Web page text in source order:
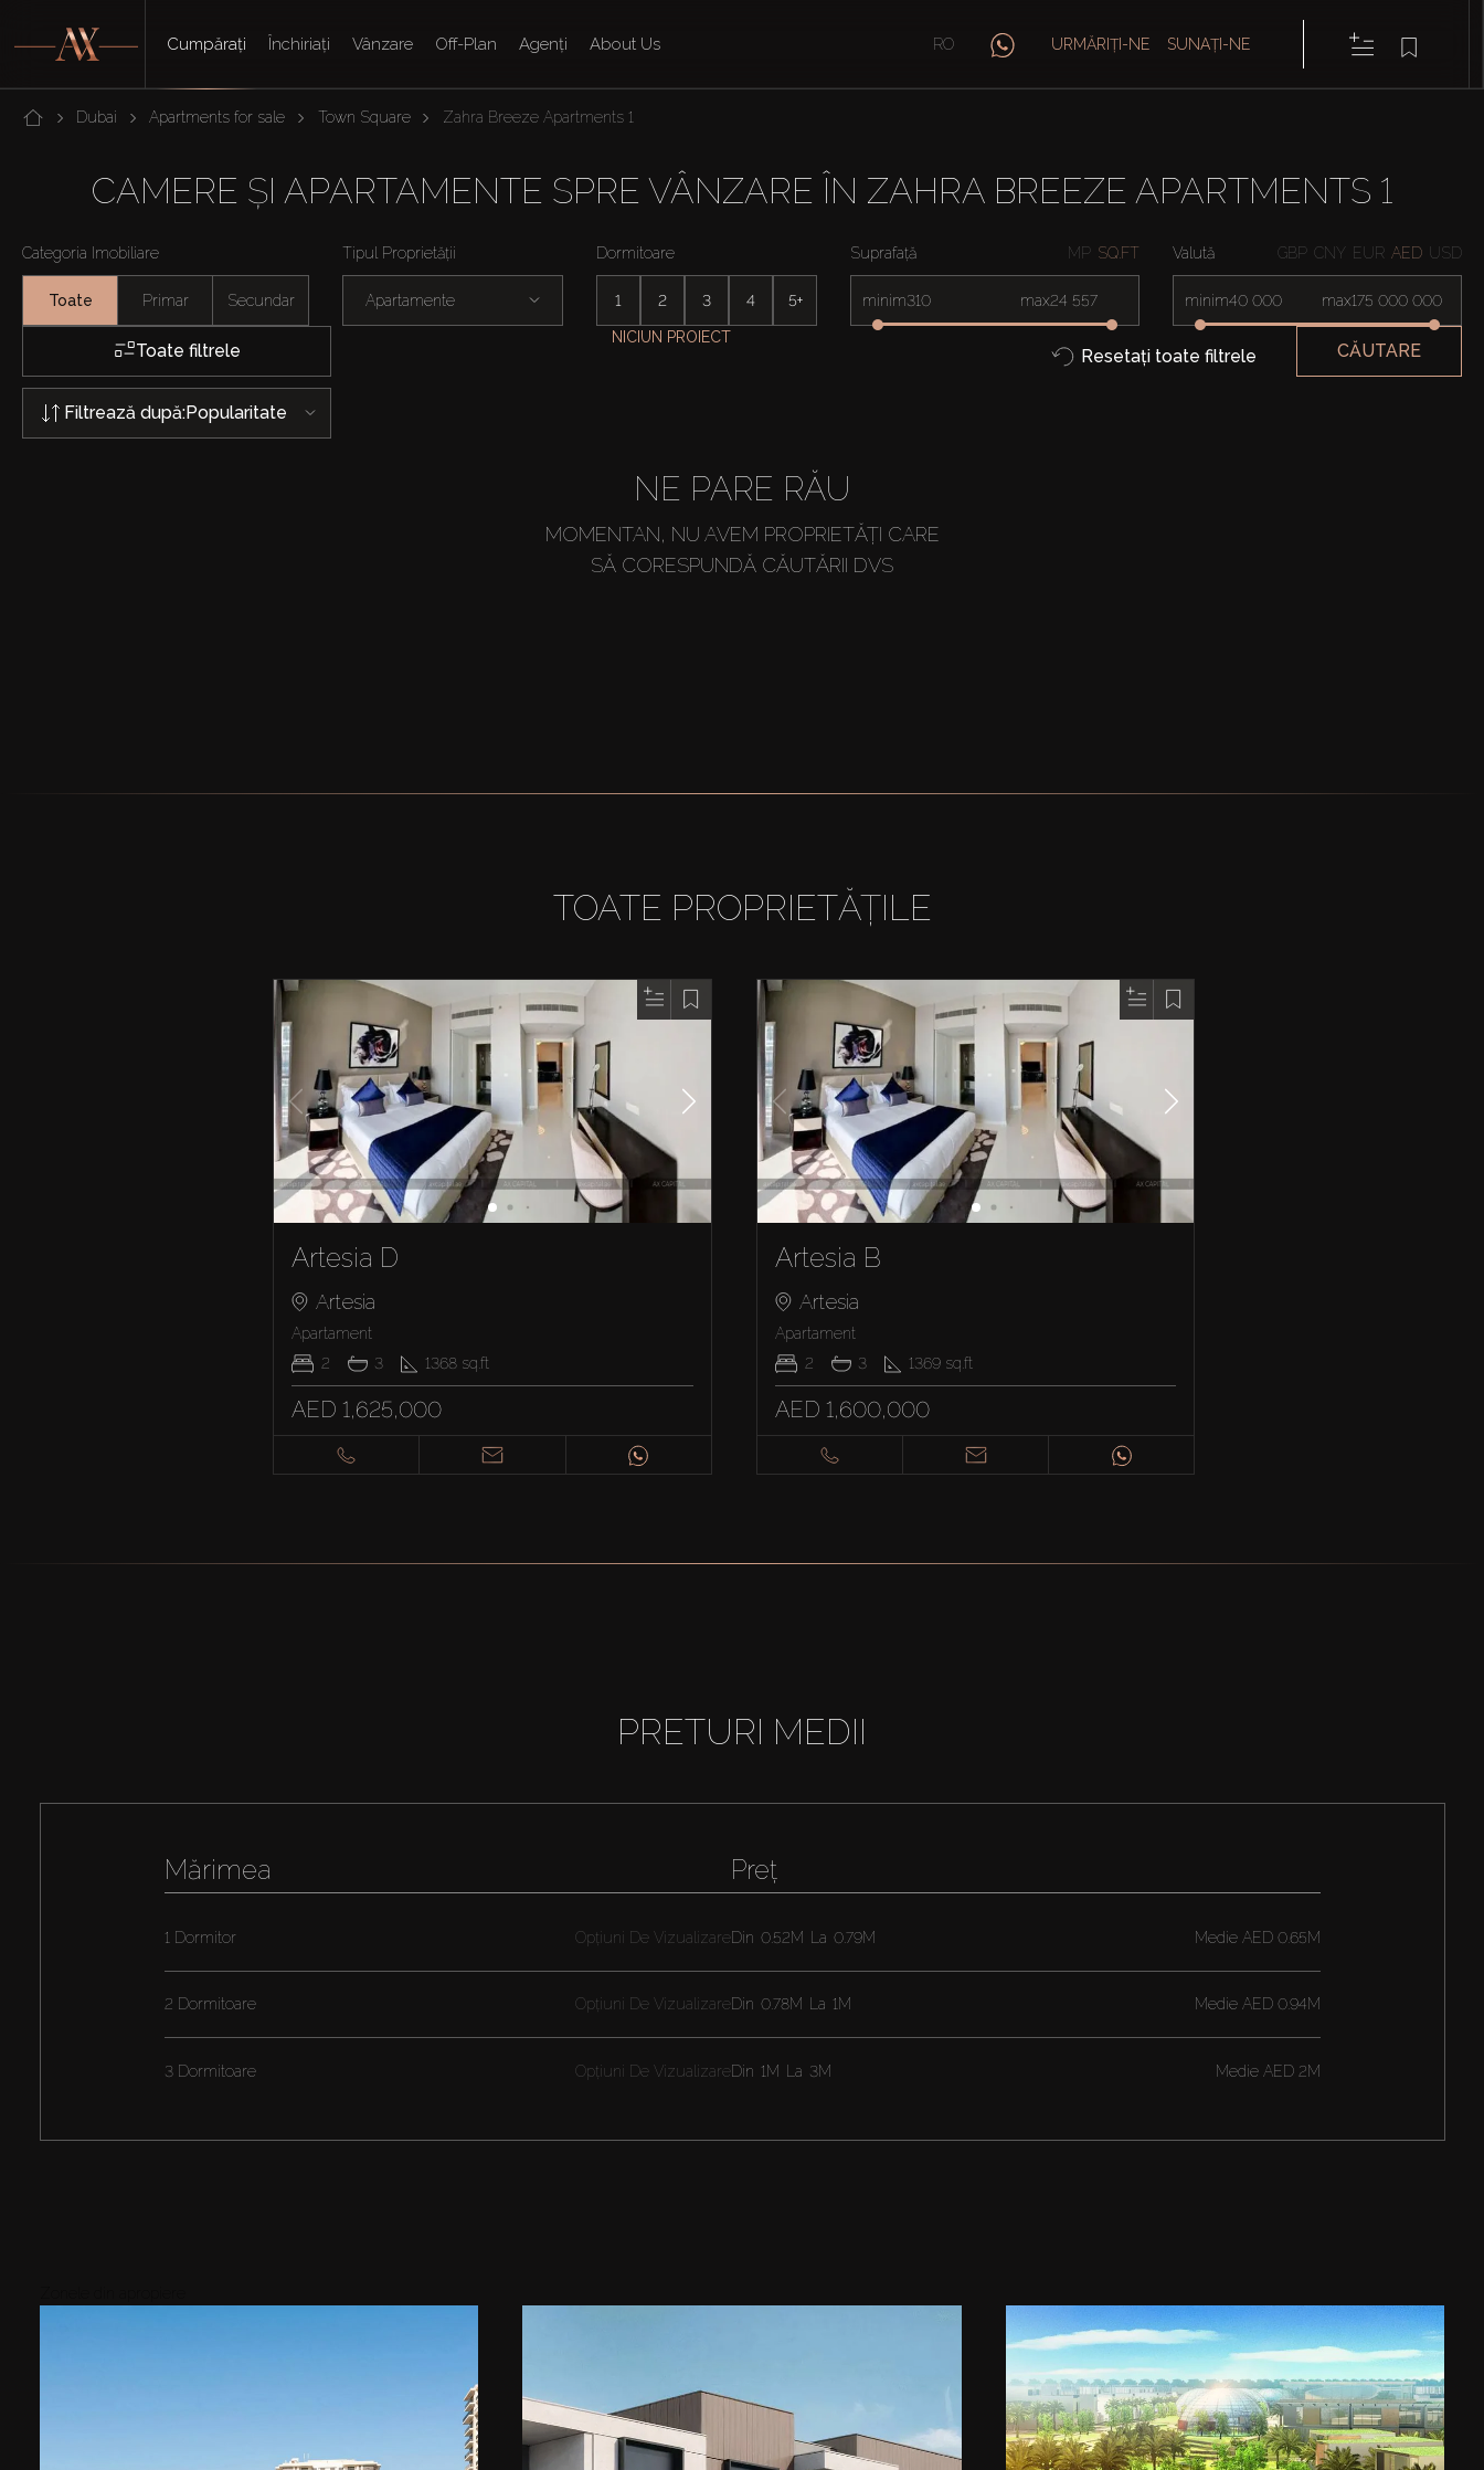
Cumpărați Închiriați Vânzare Off-Plan Agenți About Us RO URMĂRIȚI-NE SUNAȚI-NE
Dubai Apartments for sale Town Square Zahra Breeze Apartments 1
CAMERE ȘI APARTAMENTE SPRE VÂNZARE ÎN ZAHRA BREEZE APARTMENTS 1
Categoria Imobiliare
Toate Primar Secundar
Tipul Proprietății
Apartamente
Dormitoare
1 2 3 4 5+
Suprafață MP SQ.FT
minim max
Valută GBP CNY EUR AED USD
minim max
Toate filtrele
NICIUN PROIECT
Resetați toate filtrele CĂUTARE
Filtrează după:Popularitate
NE PARE RĂU
MOMENTAN, NU AVEM PROPRIETĂȚI CARE
SĂ CORESPUNDĂ CĂUTĂRII DVS
TOATE PROPRIETĂȚILE
Artesia D
Artesia
Apartament
2
3 1368 sq.ft
AED 1,625,000
Artesia B
Artesia
Apartament
2
3 1369 sq.ft
AED 1,600,000
PRETURI MEDII
Mărimea
1 Dormitor Opțiuni De Vizualizare
2 Dormitoare Opțiuni De Vizualizare
3 Dormitoare Opțiuni De Vizualizare
Preț
Din 0.52M La 0.79M MedieAED 0.65M
Din 0.78M La 1M MedieAED 0.94M
Din 1M La 3M MedieAED 2M